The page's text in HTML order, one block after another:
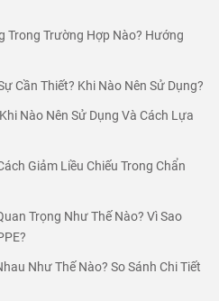
Trong Trường Hợp Nào? Hướng
Cần Thiết? Khi Nào Nên Sử Dụng?
Nào Nên Sử Dụng Và Cách Lựa
Giảm Liều Chiếu Trong Chẩn
Trọng Như Thế Nào? Vì Sao
Như Thế Nào? So Sánh Chi Tiết